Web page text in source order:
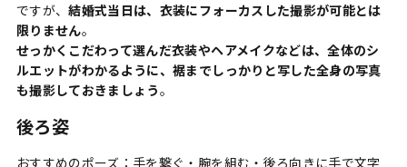
ですが、結婚式当日は、衣装にフォーカスした撮影が可能とは
限りません。
せっかくこだわって選んだ衣装やヘアメイクなどは、全体のシ
ルエットがわかるように、裾までしっかりと写した全身の写真
も撮影しておきましょう。
後ろ姿
おすすめのポーズ：手を繋ぐ・腕を組む・後ろ向きに手で文字